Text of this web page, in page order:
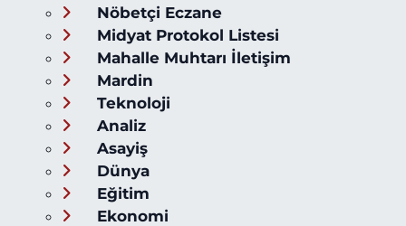
Nöbetçi Eczane
Midyat Protokol Listesi
Mahalle Muhtarı İletişim
Mardin
Teknoloji
Analiz
Asayiş
Dünya
Eğitim
Ekonomi